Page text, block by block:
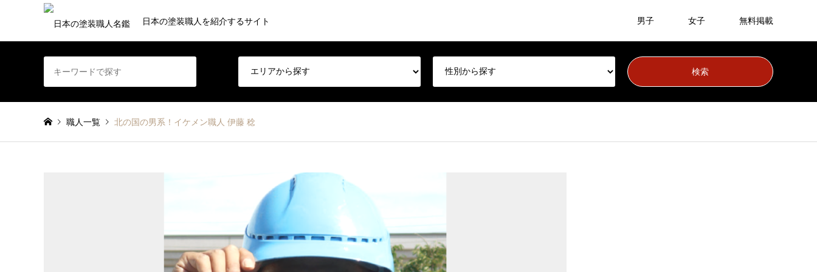
日本の塗装職人を紹介するサイト 男子 女子 無料掲載
職人一覧 北の国の男系！イケメン職人 伊藤 稔